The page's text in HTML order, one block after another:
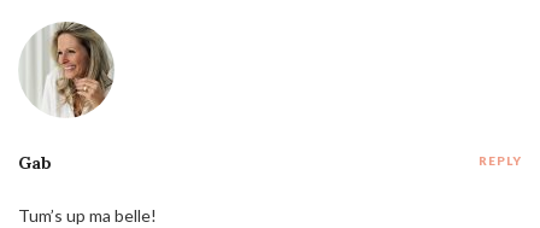
Gab REPLY
Tum’s up ma belle!